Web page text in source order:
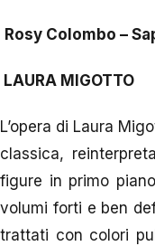
Rosy Colombo –
LAURA MIGOTTO
L’opera di Laura
classica,
figure in primo
volumi forti e ben
trattati con colori